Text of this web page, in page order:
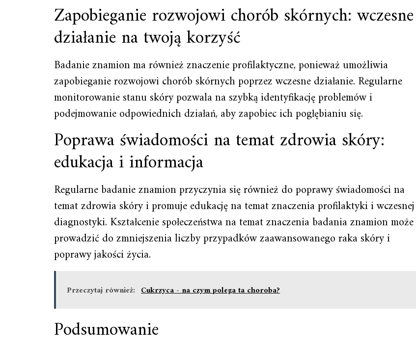
Zapobieganie rozwojowi chorób skórnych: wczesne
działanie na twoją korzyść
Badanie znamion ma również znaczenie profilaktyczne, ponieważ umożliwia
zapobieganie rozwojowi chorób skórnych poprzez wczesne działanie. Regularne
monitorowanie stanu skóry pozwala na szybką identyfikację problemów i
podejmowanie odpowiednich działań, aby zapobiec ich pogłębianiu się.
Poprawa świadomości na temat zdrowia skóry:
edukacja i informacja
Regularne badanie znamion przyczynia się również do poprawy świadomości na
temat zdrowia skóry i promuje edukację na temat znaczenia profilaktyki i wczesnej
diagnostyki. Kształcenie społeczeństwa na temat znaczenia badania znamion może
prowadzić do zmniejszenia liczby przypadków zaawansowanego raka skóry i
poprawy jakości życia.
Przeczytaj również: Cukrzyca - na czym polega ta choroba?
Podsumowanie